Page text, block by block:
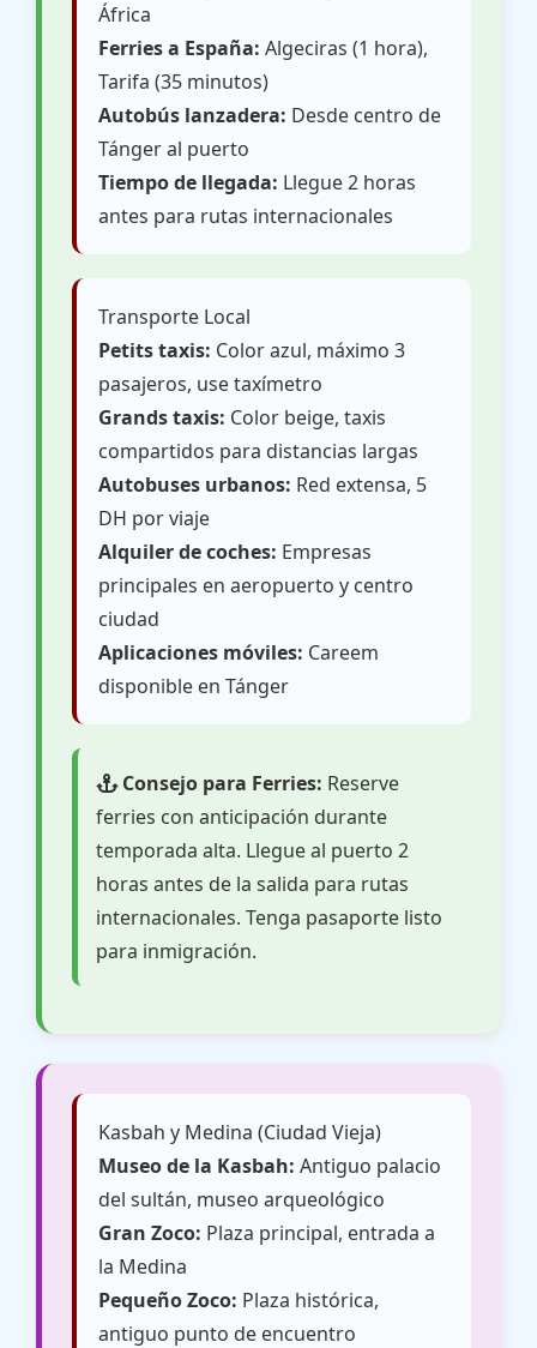
África
Ferries a España: Algeciras (1 hora),
Tarifa (35 minutos)
Autobús lanzadera: Desde centro de
Tánger al puerto
Tiempo de llegada: Llegue 2 horas
antes para rutas internacionales
Transporte Local
Petits taxis: Color azul, máximo 3
pasajeros, use taxímetro
Grands taxis: Color beige, taxis
compartidos para distancias largas
Autobuses urbanos: Red extensa, 5
DH por viaje
Alquiler de coches: Empresas
principales en aeropuerto y centro
ciudad
Aplicaciones móviles: Careem
disponible en Tánger
Consejo para Ferries: Reserve
ferries con anticipación durante
temporada alta. Llegue al puerto 2
horas antes de la salida para rutas
internacionales. Tenga pasaporte listo
para inmigración.
Kasbah y Medina (Ciudad Vieja)
Museo de la Kasbah: Antiguo palacio
del sultán, museo arqueológico
Gran Zoco: Plaza principal, entrada a
la Medina
Pequeño Zoco: Plaza histórica,
antiguo punto de encuentro